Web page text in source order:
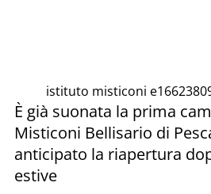
istituto misticoni
È già suonata la prima
Misticoni Bellisario di
anticipato la riapertura
estive